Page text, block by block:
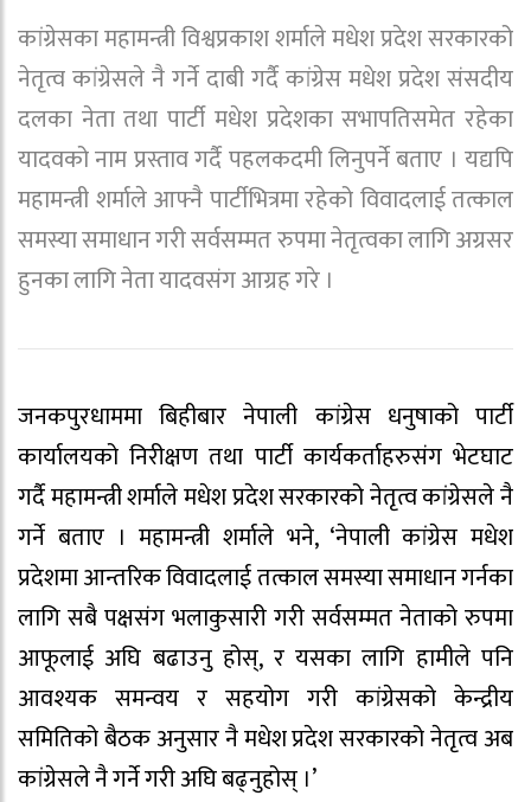
कांग्रेसका महामन्त्री विश्वप्रकाश शर्माले मधेश प्रदेश सरकारको
नेतृत्व कांग्रेसले नै गर्ने दाबी गर्दै कांग्रेस मधेश प्रदेश संसदीय
दलका नेता तथा पार्टी मधेश प्रदेशका सभापतिसमेत रहेका
यादवको नाम प्रस्ताव गर्दै पहलकदमी लिनुपर्ने बताए । यद्यपि
महामन्त्री शर्माले आफ्नै पार्टीभित्रमा रहेको विवादलाई तत्काल
समस्या समाधान गरी सर्वसम्मत रुपमा नेतृत्वका लागि अग्रसर
हुनका लागि नेता यादवसंग आग्रह गरे ।
जनकपुरधाममा बिहीबार नेपाली कांग्रेस धनुषाको पार्टी
कार्यालयको निरीक्षण तथा पार्टी कार्यकर्ताहरुसंग भेटघाट
गर्दै महामन्त्री शर्माले मधेश प्रदेश सरकारको नेतृत्व कांग्रेसले नै
गर्ने बताए । महामन्त्री शर्माले भने, ‘नेपाली कांग्रेस मधेश
प्रदेशमा आन्तरिक विवादलाई तत्काल समस्या समाधान गर्नका
लागि सबै पक्षसंग भलाकुसारी गरी सर्वसम्मत नेताको रुपमा
आफूलाई अघि बढाउनु होस्, र यसका लागि हामीले पनि
आवश्यक समन्वय र सहयोग गरी कांग्रेसको केन्द्रीय
समितिको बैठक अनुसार नै मधेश प्रदेश सरकारको नेतृत्व अब
कांग्रेसले नै गर्ने गरी अघि बढ्नुहोस् ।’